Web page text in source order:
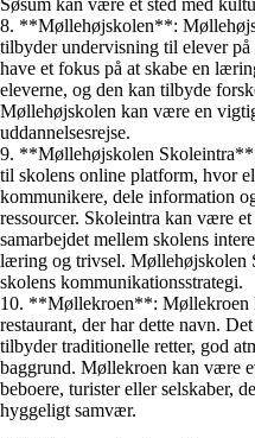
8. **Møllehøjskolen**:
tilbyder undervisning til elever
have et fokus på at skabe en
eleverne, og den kan tilbyde
Møllehøjskolen kan være en
uddannelsesrejse.
9. **Møllehøjskolen
til skolens online platform, hvor
kommunikere, dele information
ressourcer. Skoleintra kan være
samarbejdet mellem skolens
læring og trivsel. Møllehøjskolen
skolens kommunikationsstrategi.
10. **Møllekroen**: Møllekroen
restaurant, der har dette navn.
tilbyder traditionelle retter, god
baggrund. Møllekroen kan være
beboere, turister eller selskaber,
hyggeligt samvær.